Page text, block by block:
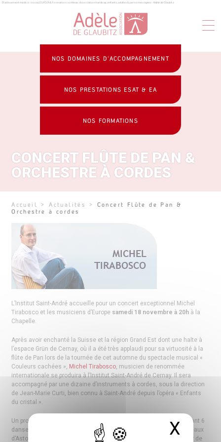
Panneau de gestion des cookies
X
Établissement médico-social, ESAT, EA & formation continue : Association handicap, enfants, adultes & personnes âgées - Adèle de Glaubitz
NOS DOMAINES D’ACCOMPAGNEMENT
NOS PRESTATIONS ESAT & EA
NOS FORMATIONS
CONCERT FLÛTE DE PAN &
ORCHESTRE À CORDES
Accueil >Actualités > Concert Flûte de Pan &
Orchestre à cordes
L’Institut Saint-André accueille pour un concert exceptionnel Michel
Tirabosco et les musiciens d’Europe samedi 18 novembre à 20h à la
Chapelle.
Après avoir enchanté la Suisse et la région Grand Est dont une halte à
l’espace Grün de Cernay, où il a été très applaudi pour sa virtuosité à la
flûte de Pan lors de la tournée de cet automne du spectacle musical «
Couleurs cachées », Michel Tirabosco, musicien de renommée
internationale se produira à l’Institut Saint-André de Cernay. Il sera
accompagné par une dizaine d’instruments à cordes, sous la direction
de Jean-Marie Curti, bien connu à Saint-André depuis l’opéra « Enfants
du cristal ».
Un programme dansant, tout public, d’environ une heure, comprenant 6
danses roumaines de Béla Bartók, une histoire du tango en 5 tableaux
d’Astor Piazzolla et d’autres œuvres, va vous faire vibrer et voyager de